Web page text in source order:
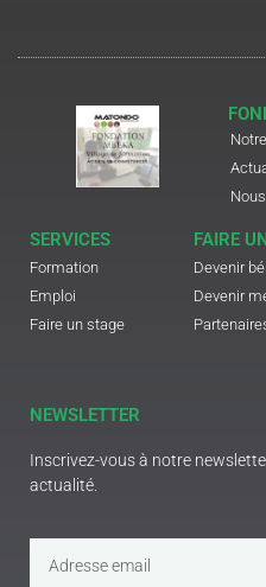
SERVICES
Formation
Emploi
Faire un stage
FAIRE
Devenir
Devenir
NEWSLETTER
Inscrivez-vous à notre
actualité.